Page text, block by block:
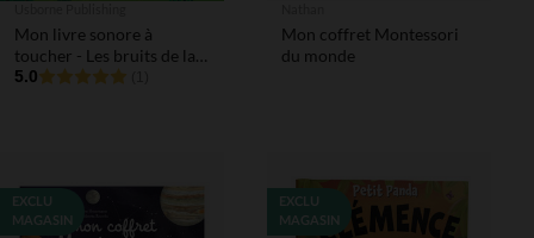
Mon livre sonore à
toucher - Les bruits de la
ferme
5.0
Mon coffret Montessori
du monde
EXCLU
MAGASIN
EXCLU
MAGASIN